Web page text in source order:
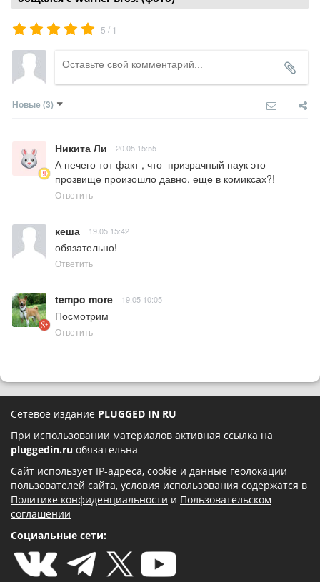
5 / 1
Новые (3)
Никита Ли 20.05 15:55
А нечего тот факт , что  призрачный паук это
прозвище произошло давно, еще в комиксах?!
Ответить
кеша 19.05 15:42
обязательно!
Ответить
tempo more 19.05 10:05
Посмотрим
Ответить
Сетевое издание PLUGGED IN RU
При использовании материалов активная ссылка на
pluggedin.ru обязательна
Сайт использует IP-адреса, cookie и данные геолокации
пользователей сайта, условия использования содержатся в
Политике конфиденциальности и Пользовательском
соглашении
Социальные сети: